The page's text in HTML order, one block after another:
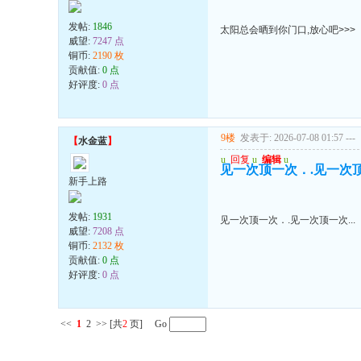
发帖: 1846
威望: 7247 点
铜币: 2190 枚
贡献值: 0 点
好评度: 0 点
太阳总会晒到你门口,放心吧>>>
【水金蓝】
新手上路
发帖: 1931
威望: 7208 点
铜币: 2132 枚
贡献值: 0 点
好评度: 0 点
9楼 发表于: 2026-07-08 01:57 ---
u 回复 u 编辑 u
见一次顶一次．.见一次
见一次顶一次．.见一次顶一次...
<< 1 2 >> [共2 页] Go